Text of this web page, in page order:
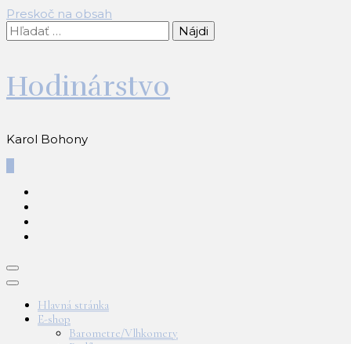
Preskoč na obsah
Hľadať:
Hodinárstvo
Karol Bohony
Hlavná stránka
E-shop
Barometre/Vlhkomery